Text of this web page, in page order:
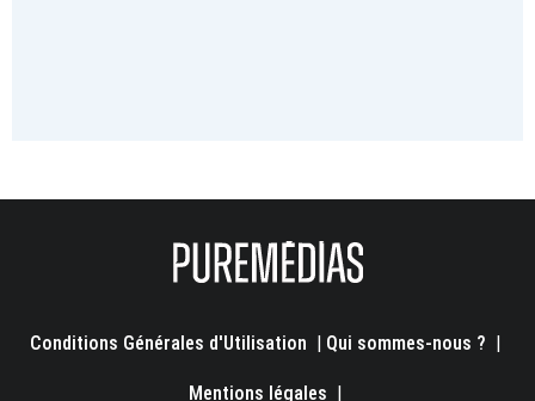
Conditions Générales d'Utilisation | Qui sommes-nous ? |
Mentions légales |